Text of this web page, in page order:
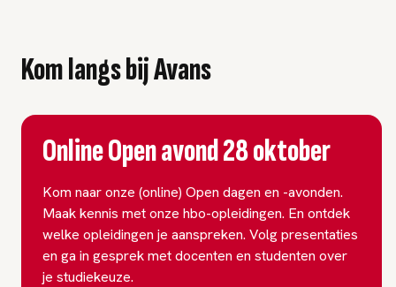
Kom langs bij Avans
Online Open avond 28 oktober
Kom naar onze (online) Open dagen en -avonden.
Maak kennis met onze hbo-opleidingen. En ontdek
welke opleidingen je aanspreken. Volg presentaties
en ga in gesprek met docenten en studenten over
je studiekeuze.